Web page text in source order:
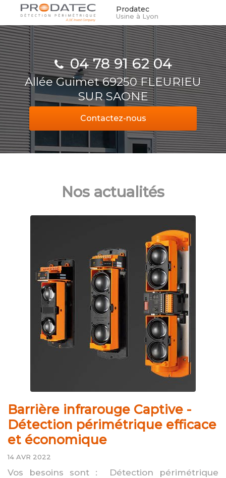
Aller
contenu
principal
Prodatec
Usine à Lyon
04 78 91 62 04
Allée Guimet 69250 FLEURIEU
SUR SAONE
Contactez-nous
Nos actualités
Barrière infrarouge Captive -
Détection périmétrique efficace
et économique
14 AVR 2022
Vos besoins sont : Détection périmétrique